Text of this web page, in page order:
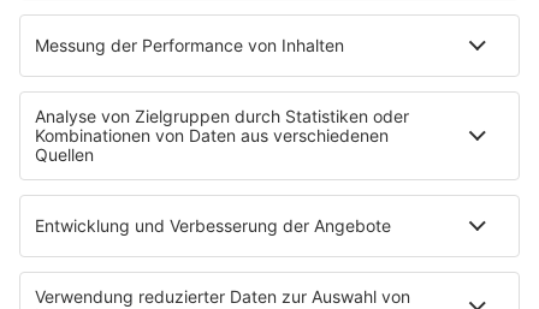
30.07.2026
Es ist offiziell: Rave The Planet findet
statt
Nach dem Anschlag beim Berliner CSD stand Rave The
Planet für kurze Zeit auf der Kippe. Jetzt ist klar: Die